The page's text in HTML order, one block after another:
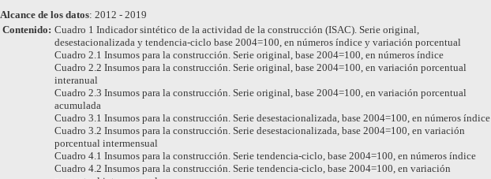
Alcance de los datos: 2012 - 2019
Contenido: Cuadro 1 Indicador sintético de la actividad de la construcción (ISAC). Serie original,
desestacionalizada y tendencia-ciclo base 2004=100, en números índice y variación porcentual
Cuadro 2.1 Insumos para la construcción. Serie original, base 2004=100, en números índice
Cuadro 2.2 Insumos para la construcción. Serie original, base 2004=100, en variación porcentual
interanual
Cuadro 2.3 Insumos para la construcción. Serie original, base 2004=100, en variación porcentual
acumulada
Cuadro 3.1 Insumos para la construcción. Serie desestacionalizada, base 2004=100, en números índice
Cuadro 3.2 Insumos para la construcción. Serie desestacionalizada, base 2004=100, en variación
porcentual intermensual
Cuadro 4.1 Insumos para la construcción. Serie tendencia-ciclo, base 2004=100, en números índice
Cuadro 4.2 Insumos para la construcción. Serie tendencia-ciclo, base 2004=100, en variación